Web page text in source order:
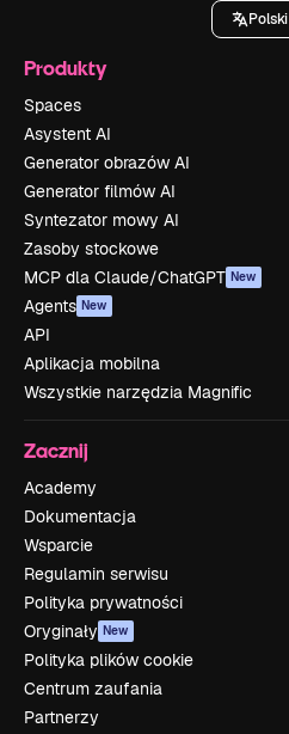
Polski
Produkty
Spaces
Asystent AI
Generator obrazów AI
Generator filmów AI
Syntezator mowy AI
Zasoby stockowe
MCP dla Claude/ChatGPT New
Agents New
API
Aplikacja mobilna
Wszystkie narzędzia Magnific
Zacznij
Academy
Dokumentacja
Wsparcie
Regulamin serwisu
Polityka prywatności
Oryginały New
Polityka plików cookie
Centrum zaufania
Partnerzy